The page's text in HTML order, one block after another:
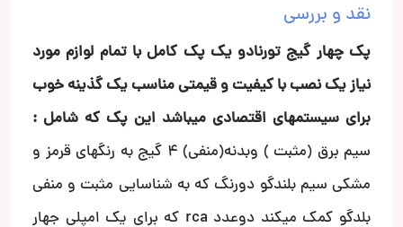
نقد و بررسی
پک چهار گیج تورنادو یک پک کامل با تمام لوازم مورد
نیاز یک نصب با کیفیت و قیمتی مناسب یک گذینه خوب
برای سیستمهای اقتصادی میباشد این پک که شامل :
سیم برق (مثبت ) وبدنه(منفی) 4 گیج به رنگهای قرمز و
مشکی سیم بلندگو دورنگ که به شناسایی مثبت و منفی
بلدگو کمک میکند دوعدد rca که برای یک امپلی جهار